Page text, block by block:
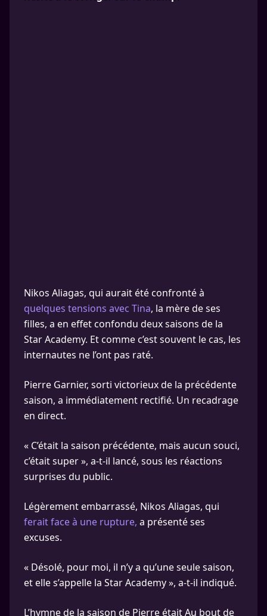
Nikos Aliagas, qui aurait été confronté à
quelques tensions avec Tina, la mère de ses
filles, a en effet confondu deux saisons de la
Star Academy. Et comme c’est souvent le cas, les
internautes ne l’ont pas raté.
Pierre Garnier, sorti victorieux de la précédente
saison, a immédiatement rectifié. Un recadrage
en direct.
« C’était la saison précédente, mais aucun souci,
c’était super », a-t-il lancé, sous les réactions
surprises du public.
Légèrement embarrassé, Nikos Aliagas, qui
ferait face à une rupture, a présenté ses
excuses.
« Désolé, pour moi, il n’y a qu’une seule saison,
et elle s’appelle la Star Academy », a-t-il indiqué.
L’hymne de la saison de Pierre était Au bout de